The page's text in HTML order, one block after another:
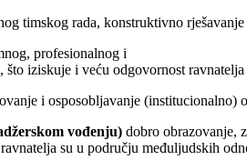
timskog rada, konstruktivno
profesionalnog i
iziskuje i veću odgovornost
i osposobljavanje
vođenju) dobro obrazovanje,
su u području međuljudskih